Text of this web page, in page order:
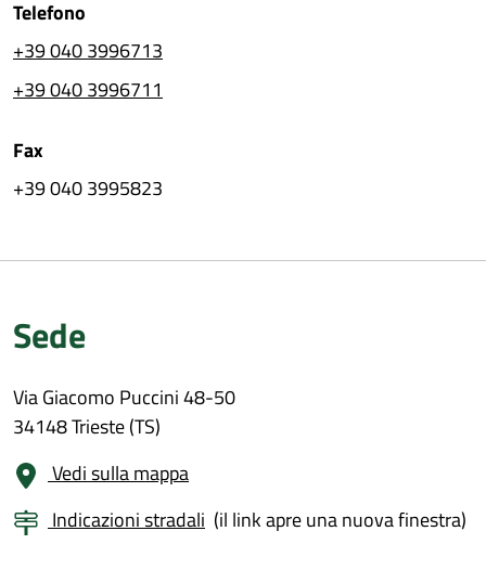
Telefono
+39 040 3996713
+39 040 3996711
Fax
+39 040 3995823
Sede
Via Giacomo Puccini 48-50
34148 Trieste (TS)
Vedi sulla mappa
Indicazioni stradali (il link apre una nuova finestra)